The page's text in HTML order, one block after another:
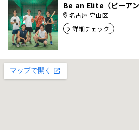
Be an Elite（ビーアン
名古屋 守山区
詳細チェック